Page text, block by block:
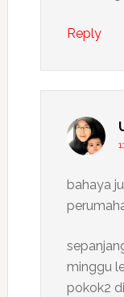
Reply
bahaya
minggu
pokok2